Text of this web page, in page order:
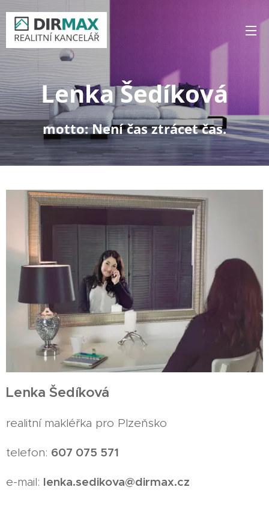
Lenka Šedíková
motto: Není čas ztrácet čas.
Lenka Šedíková
realitní makléřka pro Plzeňsko
telefon: 607 075 571
e-mail: lenka.sedikova@dirmax.cz